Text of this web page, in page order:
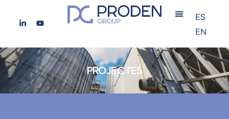
ES
EN
PROJECTES